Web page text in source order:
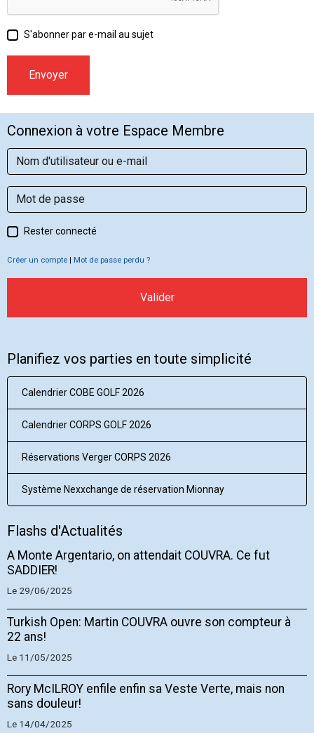
S'abonner par e-mail au sujet
Envoyer
Connexion à votre Espace Membre
Rester connecté
Créer un compte | Mot de passe perdu ?
Valider
Planifiez vos parties en toute simplicité
Calendrier COBE GOLF 2026
Calendrier CORPS GOLF 2026
Réservations Verger CORPS 2026
Système Nexxchange de réservation Mionnay
Flashs d'Actualités
A Monte Argentario, on attendait COUVRA. Ce fut
SADDIER!
Le 29/06/2025
Turkish Open: Martin COUVRA ouvre son compteur à
22 ans!
Le 11/05/2025
Rory McILROY enfile enfin sa Veste Verte, mais non
sans douleur!
Le 14/04/2025